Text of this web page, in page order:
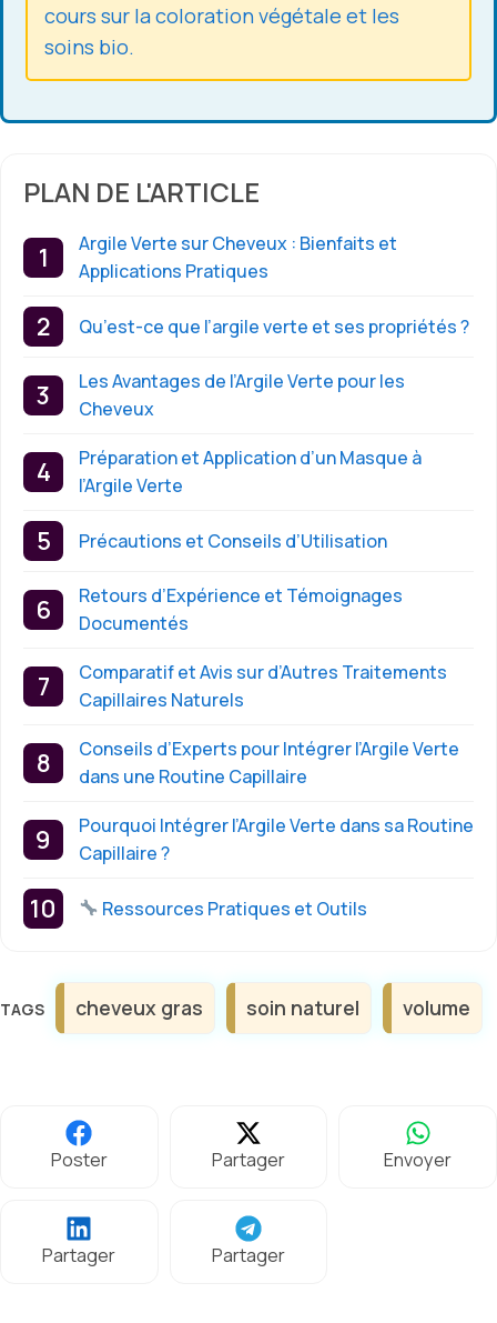
cours sur la coloration végétale et les
soins bio.
PLAN DE L'ARTICLE
Argile Verte sur Cheveux : Bienfaits et
Applications Pratiques
Qu’est-ce que l’argile verte et ses propriétés ?
Les Avantages de l’Argile Verte pour les
Cheveux
Préparation et Application d’un Masque à
l’Argile Verte
Précautions et Conseils d’Utilisation
Retours d’Expérience et Témoignages
Documentés
Comparatif et Avis sur d’Autres Traitements
Capillaires Naturels
Conseils d’Experts pour Intégrer l’Argile Verte
dans une Routine Capillaire
Pourquoi Intégrer l’Argile Verte dans sa Routine
Capillaire ?
Ressources Pratiques et Outils
Étiquettes
cheveux gras soin naturel volume
Poster Partager Envoyer
Partager Partager